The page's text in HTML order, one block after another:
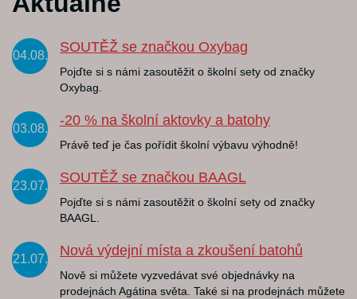
04.08.
SOUTĚŽ se značkou Oxybag
Pojďte si s námi zasoutěžit o školní sety od značky
Oxybag.
03.08.
-20 % na školní aktovky a batohy
Právě teď je čas pořídit školní výbavu výhodně!
23.07.
SOUTĚŽ se značkou BAAGL
Pojďte si s námi zasoutěžit o školní sety od značky
BAAGL.
21.07.
Nová výdejní místa a zkoušení batohů
Nově si můžete vyzvedávat své objednávky na
prodejnách Agátina světa. Také si na prodejnách můžete